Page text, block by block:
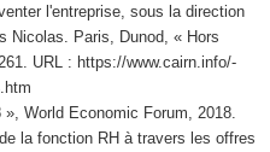
l'entreprise, sous la direction
Nicolas. Paris, Dunod, « Hors
URL : https://www.cairn.info/-
World Economic Forum, 2018.
la fonction RH à travers les offres